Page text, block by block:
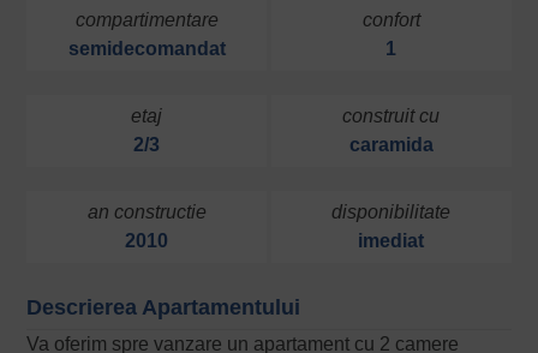
compartimentare
semidecomandat
confort
1
etaj
2/3
construit cu
caramida
an constructie
2010
disponibilitate
imediat
Descrierea Apartamentului
Va oferim spre vanzare un apartament cu 2 camere